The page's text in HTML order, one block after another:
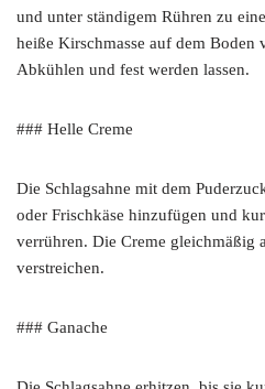
und unter ständigem Rühren zu
heiße Kirschmasse auf dem Boden
Abkühlen und fest werden lassen.
### Helle Creme
Die Schlagsahne mit dem
oder Frischkäse hinzufügen und
verrühren. Die Creme gleichmäßig
verstreichen.
### Ganache